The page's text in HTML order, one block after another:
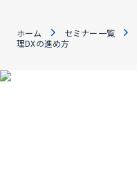
ホーム セミナー一覧
理DXの進め方